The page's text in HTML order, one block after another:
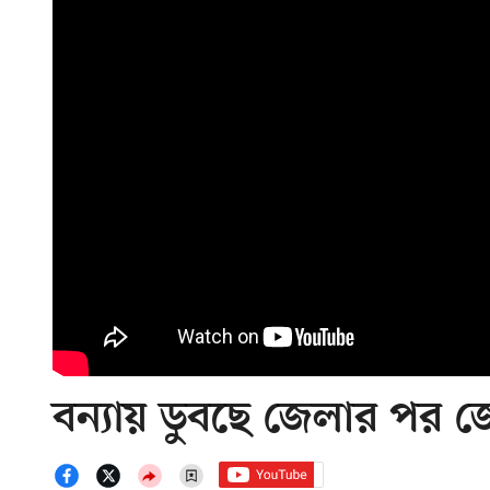
বন্যায় ডুবছে জেলার পর